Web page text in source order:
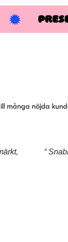
många nöjda